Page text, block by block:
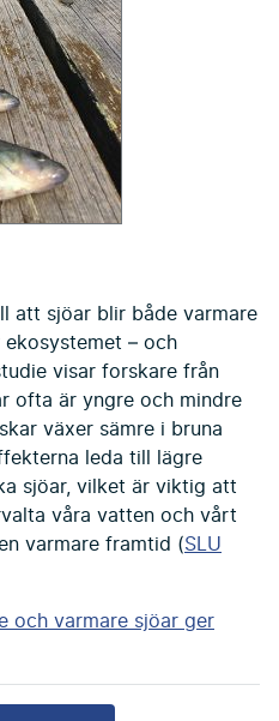
att sjöar blir både varmare
– och
visar forskare från
ofta är yngre och mindre
växer sämre i bruna
leda till lägre
sjöar, vilket är viktig att
våra vatten och vårt
varmare framtid (SLU
och varmare sjöar ger